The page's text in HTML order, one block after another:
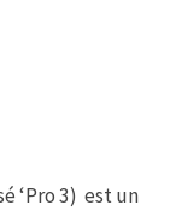
‘Pro 3) est un